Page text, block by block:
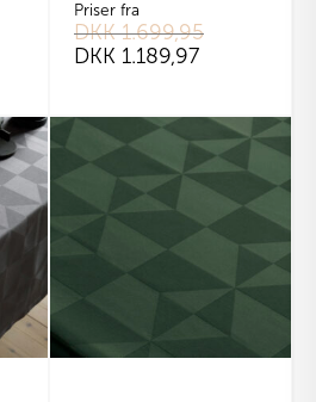
Priser fra
DKK1.699,95
DKK 1.189,97
Dette
vare
flere
varianter.
Mulighederne
på
varesiden